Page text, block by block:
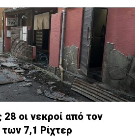
28 οι νεκροί από τον
7,1 Ρίχτερ